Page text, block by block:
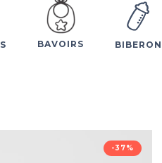
BAVOIRS BIBERON
-37%